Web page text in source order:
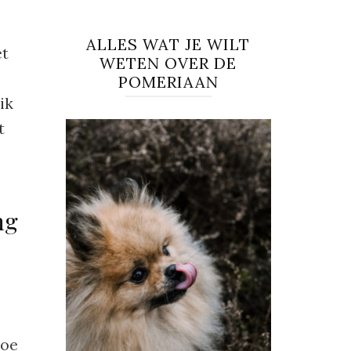
ALLES WAT JE WILT
WETEN OVER DE
POMERIAAN